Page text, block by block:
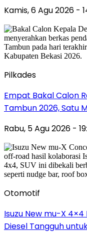
Kamis, 6 Agu 2026 -
Pilkades
Empat Bakal Calon
Tambun 2026, Satu
Rabu, 5 Agu 2026 -
Otomotif
Isuzu New mu-X 4×4
Diesel Tangguh